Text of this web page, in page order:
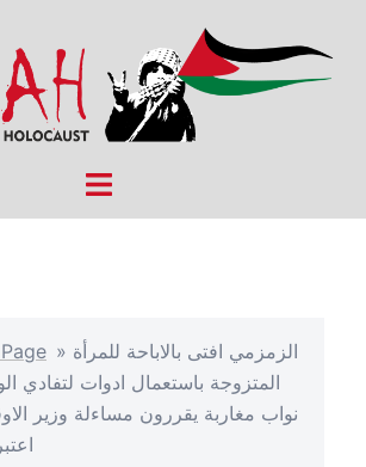
Toggle
» الزمزمي افتى بالاباحة للمرأة
المتزوجة باستعمال ادوات لتفادي
نواب مغاربة يقررون مساءلة وزير